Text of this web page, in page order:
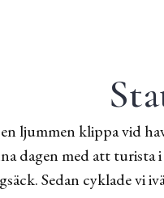
en ljummen klippa vid
dagen med att
Sedan cyklade vi